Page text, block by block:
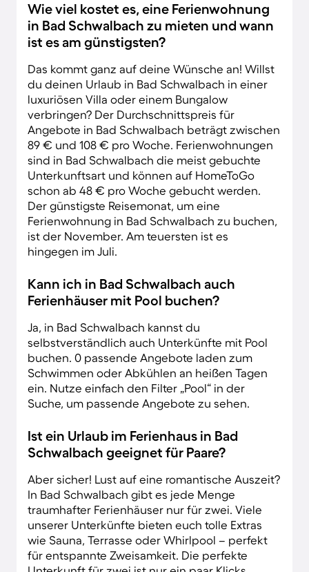
Wie viel kostet es, eine Ferienwohnung
in Bad Schwalbach zu mieten und wann
ist es am günstigsten?
Das kommt ganz auf deine Wünsche an! Willst
du deinen Urlaub in Bad Schwalbach in einer
luxuriösen Villa oder einem Bungalow
verbringen? Der Durchschnittspreis für
Angebote in Bad Schwalbach beträgt zwischen
89 € und 108 € pro Woche. Ferienwohnungen
sind in Bad Schwalbach die meist gebuchte
Unterkunftsart und können auf HomeToGo
schon ab 48 € pro Woche gebucht werden.
Der günstigste Reisemonat, um eine
Ferienwohnung in Bad Schwalbach zu buchen,
ist der November. Am teuersten ist es
hingegen im Juli.
Kann ich in Bad Schwalbach auch
Ferienhäuser mit Pool buchen?
Ja, in Bad Schwalbach kannst du
selbstverständlich auch Unterkünfte mit Pool
buchen. 0 passende Angebote laden zum
Schwimmen oder Abkühlen an heißen Tagen
ein. Nutze einfach den Filter „Pool“ in der
Suche, um passende Angebote zu sehen.
Ist ein Urlaub im Ferienhaus in Bad
Schwalbach geeignet für Paare?
Aber sicher! Lust auf eine romantische Auszeit?
In Bad Schwalbach gibt es jede Menge
traumhafter Ferienhäuser nur für zwei. Viele
unserer Unterkünfte bieten euch tolle Extras
wie Sauna, Terrasse oder Whirlpool – perfekt
für entspannte Zweisamkeit. Die perfekte